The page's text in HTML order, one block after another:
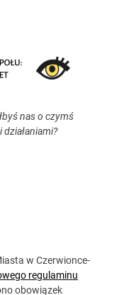
nas o czymś
w Czerwionce-
regulaminu
obowiązek